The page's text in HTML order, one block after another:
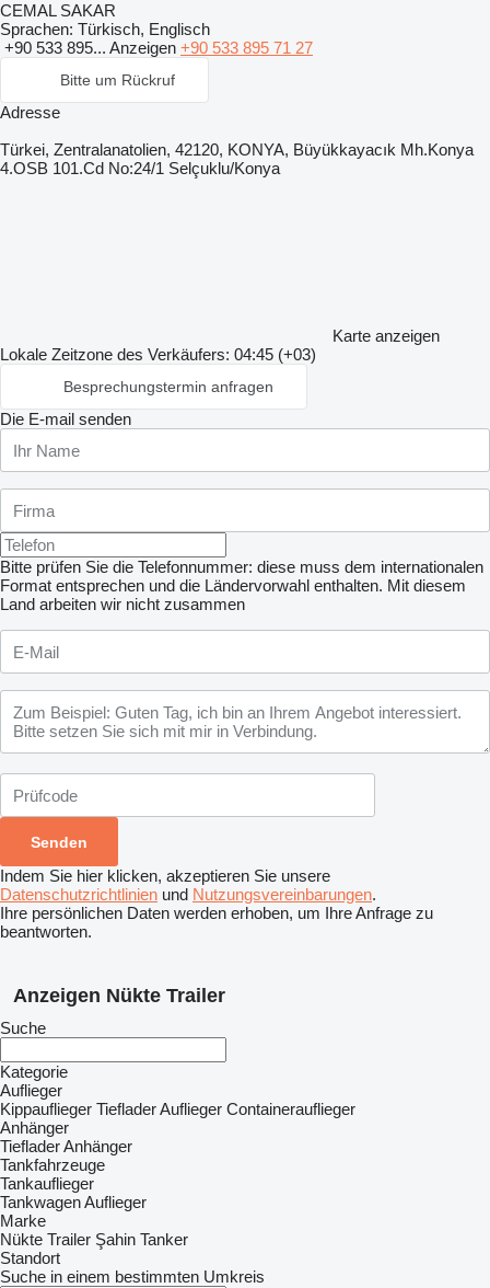
CEMAL SAKAR
Sprachen: Türkisch, Englisch
+90 533 895... Anzeigen +90 533 895 71 27
Bitte um Rückruf
Adresse
Türkei, Zentralanatolien, 42120, KONYA, Büyükkayacık Mh.Konya
4.OSB 101.Cd No:24/1 Selçuklu/Konya
Karte anzeigen
Lokale Zeitzone des Verkäufers: 04:45 (+03)
Besprechungstermin anfragen
Die E-mail senden
Bitte prüfen Sie die Telefonnummer: diese muss dem internationalen
Format entsprechen und die Ländervorwahl enthalten. Mit diesem
Land arbeiten wir nicht zusammen
Indem Sie hier klicken, akzeptieren Sie unsere
Datenschutzrichtlinien und Nutzungsvereinbarungen.
Ihre persönlichen Daten werden erhoben, um Ihre Anfrage zu
beantworten.
Anzeigen Nükte Trailer
Suche
Kategorie
Auflieger
Kippauflieger Tieflader Auflieger Containerauflieger
Anhänger
Tieflader Anhänger
Tankfahrzeuge
Tankauflieger
Tankwagen Auflieger
Marke
Nükte Trailer Şahin Tanker
Standort
Suche in einem bestimmten Umkreis